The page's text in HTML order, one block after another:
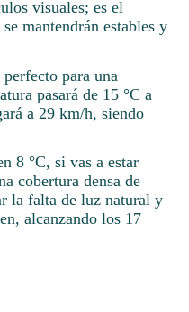
visuales; es el
mantendrán estables y
para una
pasará de 15 °C a
a 29 km/h, siendo
8 °C, si vas a estar
cobertura densa de
la falta de luz natural y
alcanzando los 17